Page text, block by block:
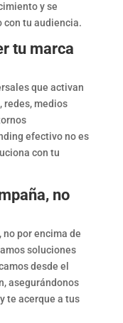
y se
con tu audiencia.
tu marca
que activan
redes, medios
efectivo no es
con tu
no
por encima de
soluciones
desde el
asegurándonos
te acerque a tus